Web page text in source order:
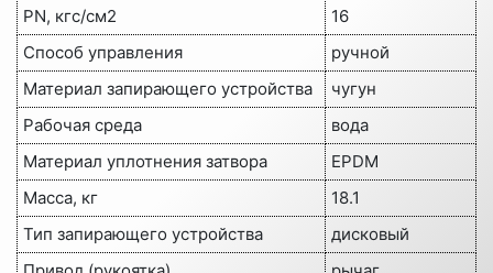
PN, кгс/см2
16
Способ управления
ручной
Материал запирающего устройства
чугун
Рабочая среда
вода
Материал уплотнения затвора
EPDM
Масса, кг
18.1
Тип запирающего устройства
дисковый